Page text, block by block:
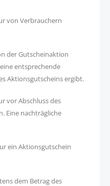
von Verbrauchern
der Gutscheinaktion
entsprechende
Aktionsgutscheins ergibt.
vor Abschluss des
Eine nachträgliche
ein Aktionsgutschein
dem Betrag des